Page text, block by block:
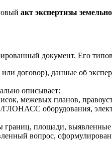
акт экспертизы
документ. Его
договор), данные об
описывает:
межевых планов,
оборудования,
границ, площади, выявленные
вопрос,